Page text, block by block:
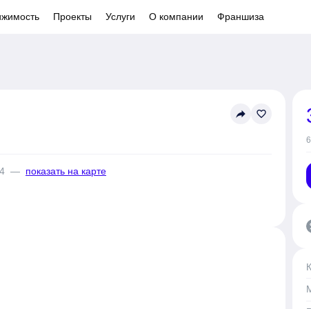
Проекты Услуги О компании Франшиза
reply favorite_border
— показать на карте